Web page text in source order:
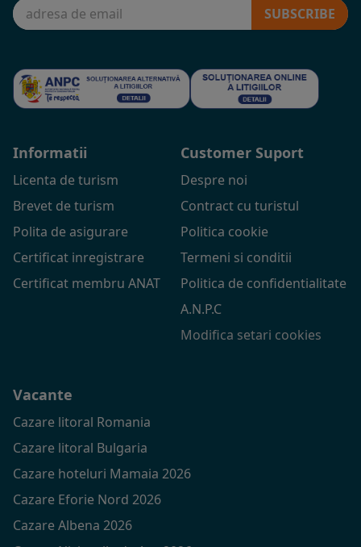
SUBSCRIBE
Informatii
Licenta de turism
Brevet de turism
Polita de asigurare
Certificat inregistrare
Certificat membru ANAT
Customer Suport
Despre noi
Contract cu turistul
Politica cookie
Termeni si conditii
Politica de confidentialitate
A.N.P.C
Modifica setari cookies
Vacante
Cazare litoral Romania
Cazare litoral Bulgaria
Cazare hoteluri Mamaia 2026
Cazare Eforie Nord 2026
Cazare Albena 2026